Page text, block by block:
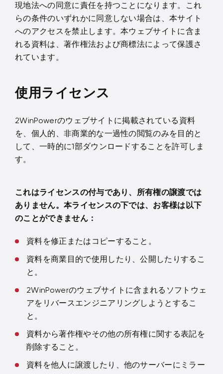
現地法への同意に責任を持つことになります。これ
らの条件のいずれかに同意しない場合は、本サイト
へのアクセスを禁止します。本ウェブサイトに含ま
れる資料は、著作権法および商標法によって保護さ
れています。
使用ライセンス
2WinPowerのウェブサイトに掲載されている資料
を、個人的、非商業的な一過性の閲覧のみを目的と
して、一時的に1部ダウンロードすることを許可しま
す。
これはライセンスの付与であり、所有権の譲渡では
ありません。本ライセンスの下では、お客様は以下
のことができません：
資料を修正またはコピーすること。
資料を商業目的で使用したり、公開したりするこ
と。
2WinPowerのウェブサイトに含まれるソフトウェ
アをリバースエンジニアリングしようとするこ
と。
資料から著作権やその他の所有権に関する表記を
削除すること。
資料を他人に譲渡したり、他のサーバーにミラー